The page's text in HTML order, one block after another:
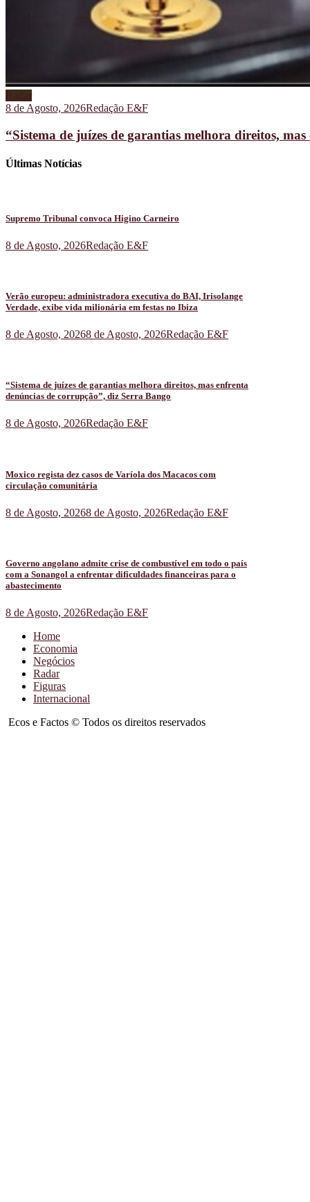
Radar
8 de Agosto, 2026Redação E&F
“Sistema de juízes de garantias melhora direitos,
Últimas Notícias
Supremo Tribunal convoca Higino Carneiro
8 de Agosto, 2026Redação E&F
Verão europeu: administradora executiva do BAI, Irisolange
Verdade, exibe vida milionária em festas no Ibiza
8 de Agosto, 20268 de Agosto, 2026Redação E&F
“Sistema de juízes de garantias melhora direitos, mas enfrenta
denúncias de corrupção”, diz Serra Bango
8 de Agosto, 2026Redação E&F
Moxico regista dez casos de Varíola dos Macacos com
circulação comunitária
8 de Agosto, 20268 de Agosto, 2026Redação E&F
Governo angolano admite crise de combustível em todo o país
com a Sonangol a enfrentar dificuldades financeiras para o
abastecimento
8 de Agosto, 2026Redação E&F
Home
Economia
Negócios
Radar
Figuras
Internacional
Ecos e Factos © Todos os direitos reservados